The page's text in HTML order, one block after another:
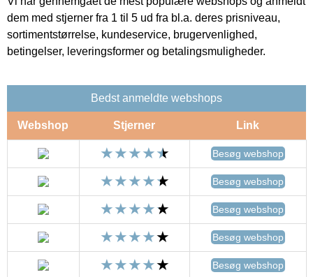
dem med stjerner fra 1 til 5 ud fra bl.a. deres prisniveau,
sortimentstørrelse, kundeservice, brugervenlighed,
betingelser, leveringsformer og betalingsmuligheder.
Bedst anmeldte webshops
Webshop Stjerner Link
Besøg webshop
Besøg webshop
Besøg webshop
Besøg webshop
Besøg webshop